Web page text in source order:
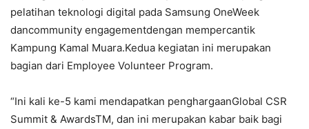
pelatihan teknologi digital pada Samsung OneWeek
dancommunity engagementdengan mempercantik
Kampung Kamal Muara.Kedua kegiatan ini merupakan
bagian dari Employee Volunteer Program.
“Ini kali ke-5 kami mendapatkan penghargaanGlobal CSR
Summit & AwardsTM, dan ini merupakan kabar baik bagi